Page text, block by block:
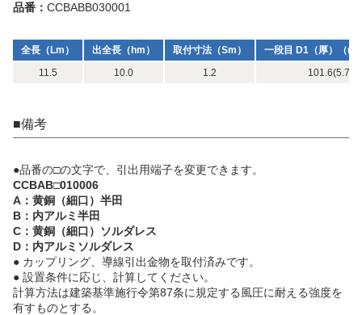
品番： CCBABB030001
全長（Lm） 出全長（hm） 取付寸法（Sm）
一段目 D1（厚）（
11.5
10.0 1.2 101.6(5.7)
■備考
●品番の□の文字で、引出用端子を変更できます。
CCBAB□010006
A：黄銅（細口）半田
B：内アルミ半田
C：黄銅（細口）ソルダレス
D：内アルミソルダレス
● カップリング、導線引出金物を取付済みです。
● 設置条件に応じ、計算してください。
計算方法は建築基準施行令第87条に規定する風圧に耐える強度を
有すものとする。